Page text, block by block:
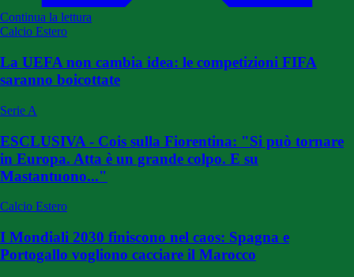
Continua la lettura
Calcio Estero
La UEFA non cambia idea: le competizioni FIFA
saranno boicottate
Serie A
ESCLUSIVA - Cois sulla Fiorentina: "Si può tornare
in Europa. Atta è un grande colpo. E su
Mastantuono..."
Calcio Estero
I Mondiali 2030 finiscono nel caos: Spagna e
Portogallo vogliono cacciare il Marocco